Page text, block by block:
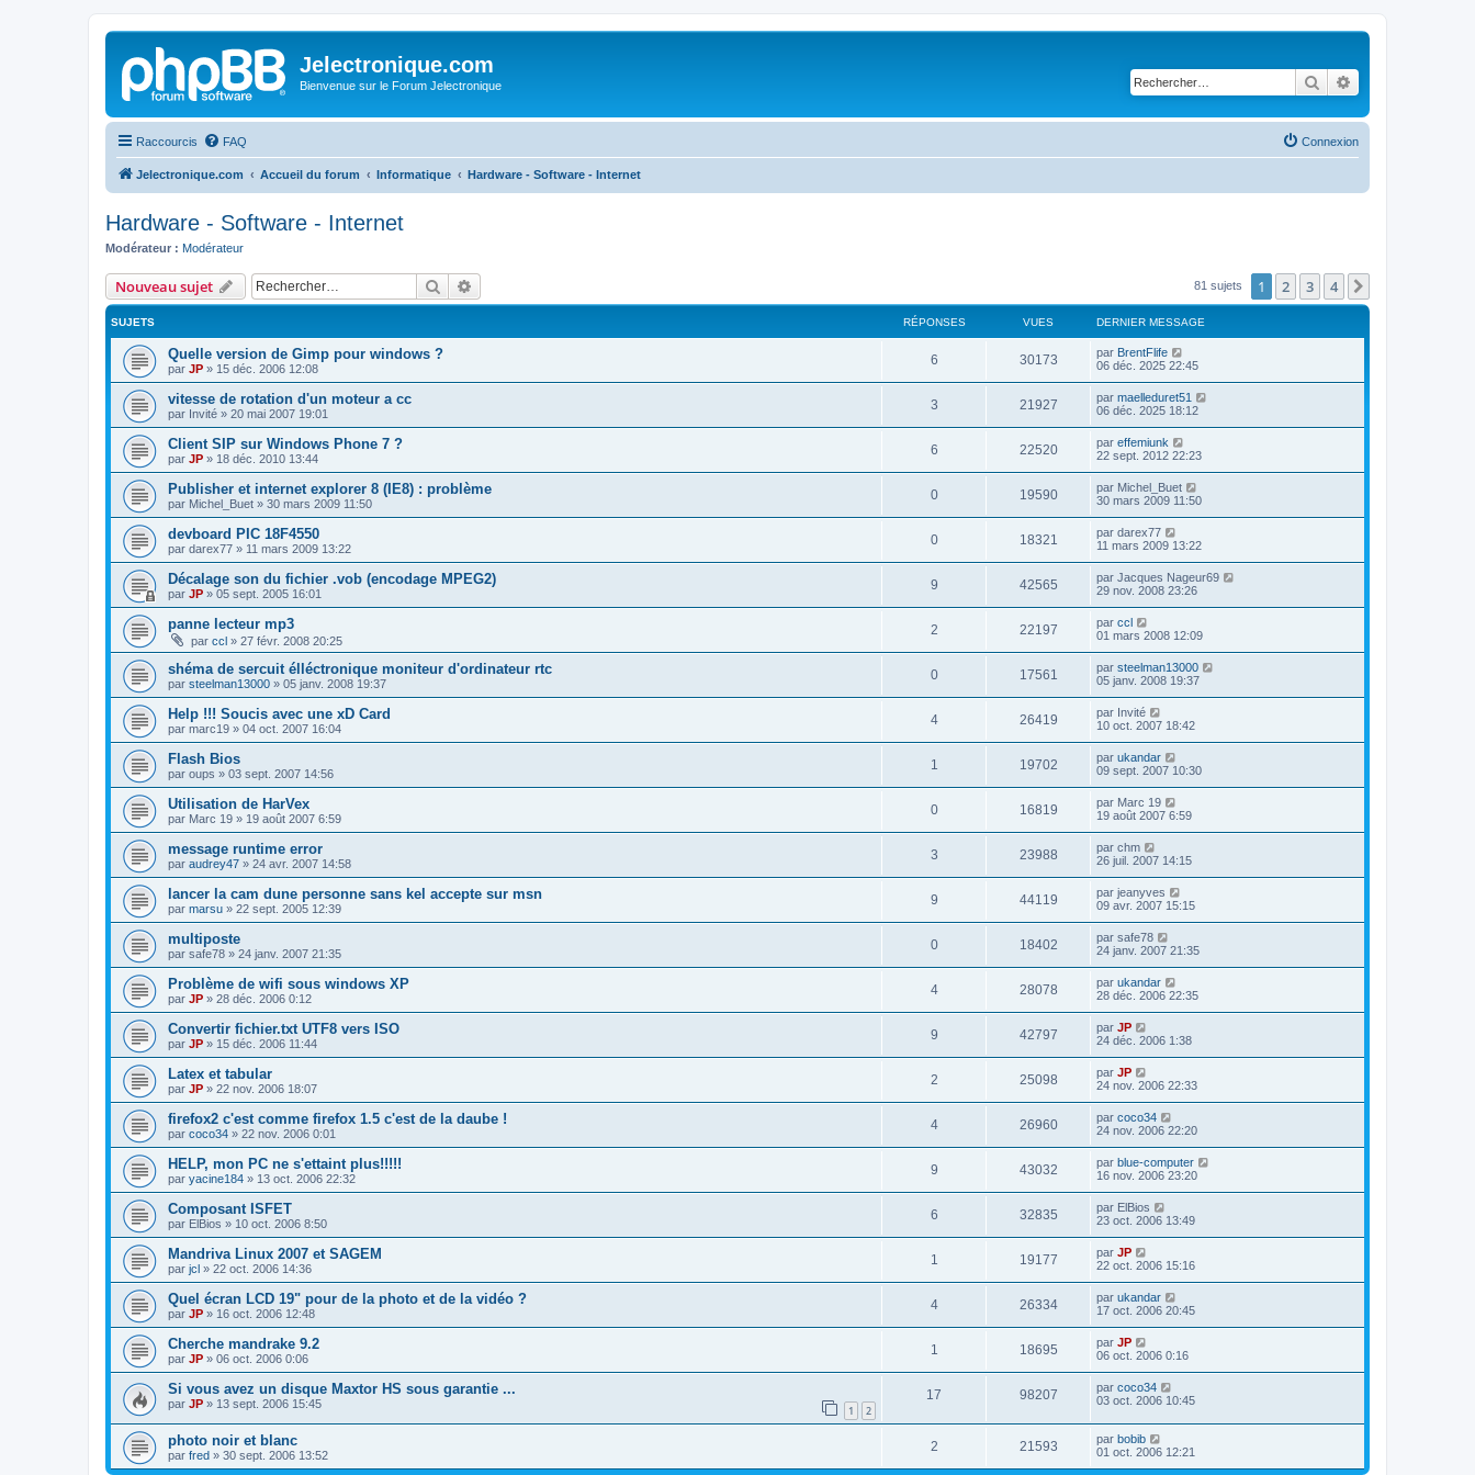
Jelectronique.com
Bienvenue sur le Forum Jelectronique Rechercher
Raccourcis FAQ Connexion
Jelectronique.com Accueil du forum Informatique Hardware - Software - Internet
Hardware - Software - Internet
Modérateur : Modérateur
Nouveau sujet Rechercher 81 sujets 1 2 3 4
SUJETS RÉPONSES VUES DERNIER MESSAGE
Quelle version de Gimp pour windows ?
par JP » 15 déc. 2006 12:08
6 30173 par BrentFlife
06 déc. 2025 22:45
vitesse de rotation d'un moteur a cc
par Invité » 20 mai 2007 19:01
3 21927 par maelleduret51
06 déc. 2025 18:12
Client SIP sur Windows Phone 7 ?
par JP » 18 déc. 2010 13:44
6 22520 par effemiunk
22 sept. 2012 22:23
Publisher et internet explorer 8 (IE8) : problème
par Michel_Buet » 30 mars 2009 11:50
0 19590 par Michel_Buet
30 mars 2009 11:50
devboard PIC 18F4550
par darex77 » 11 mars 2009 13:22
0 18321 par darex77
11 mars 2009 13:22
Décalage son du fichier .vob (encodage MPEG2)
par JP » 05 sept. 2005 16:01
9 42565 par Jacques Nageur69
29 nov. 2008 23:26
panne lecteur mp3
par ccl » 27 févr. 2008 20:25
2 22197 par ccl
01 mars 2008 12:09
shéma de sercuit élléctronique moniteur d'ordinateur rtc
par steelman13000 » 05 janv. 2008 19:37
0 17561 par steelman13000
05 janv. 2008 19:37
Help !!! Soucis avec une xD Card
par marc19 » 04 oct. 2007 16:04
4 26419 par Invité
10 oct. 2007 18:42
Flash Bios
par oups » 03 sept. 2007 14:56
1 19702 par ukandar
09 sept. 2007 10:30
Utilisation de HarVex
par Marc 19 » 19 août 2007 6:59
0 16819 par Marc 19
19 août 2007 6:59
message runtime error
par audrey47 » 24 avr. 2007 14:58
3 23988 par chm
26 juil. 2007 14:15
lancer la cam dune personne sans kel accepte sur msn
par marsu » 22 sept. 2005 12:39
9 44119 par jeanyves
09 avr. 2007 15:15
multiposte
par safe78 » 24 janv. 2007 21:35
0 18402 par safe78
24 janv. 2007 21:35
Problème de wifi sous windows XP
par JP » 28 déc. 2006 0:12
4 28078 par ukandar
28 déc. 2006 22:35
Convertir fichier.txt UTF8 vers ISO
par JP » 15 déc. 2006 11:44
9 42797 par JP
24 déc. 2006 1:38
Latex et tabular
par JP » 22 nov. 2006 18:07
2 25098 par JP
24 nov. 2006 22:33
firefox2 c'est comme firefox 1.5 c'est de la daube !
par coco34 » 22 nov. 2006 0:01
4 26960 par coco34
24 nov. 2006 22:20
HELP, mon PC ne s'ettaint plus!!!!!
par yacine184 » 13 oct. 2006 22:32
9 43032 par blue-computer
16 nov. 2006 23:20
Composant ISFET
par ElBios » 10 oct. 2006 8:50
6 32835 par ElBios
23 oct. 2006 13:49
Mandriva Linux 2007 et SAGEM
par jcl » 22 oct. 2006 14:36
1 19177 par JP
22 oct. 2006 15:16
Quel écran LCD 19" pour de la photo et de la vidéo ?
par JP » 16 oct. 2006 12:48
4 26334 par ukandar
17 oct. 2006 20:45
Cherche mandrake 9.2
par JP » 06 oct. 2006 0:06
1 18695 par JP
06 oct. 2006 0:16
Si vous avez un disque Maxtor HS sous garantie ...
par JP » 13 sept. 2006 15:45 1 2
17 98207 par coco34
03 oct. 2006 10:45
photo noir et blanc
par fred » 30 sept. 2006 13:52
2 21593 par bobib
01 oct. 2006 12:21